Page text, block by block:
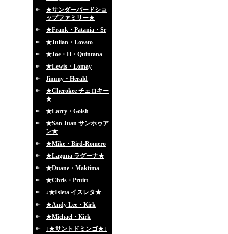
★サンダーバードショ
ップファミリー★
★Frank・Patania・Sr
★Julian・Lovato
★Joe・H・Quintana
★Lewis・Lomay
Jimmy・Herald
★Cherokee チェロキー
★
★Larry・Golsh
★San Juan サンホゥア
ン★
★Mike・Bird-Romero
★Laguna ラグーナ★
★Duane・Maktima
★Chris・Pruitt
↓★Isleta イスレタ★
★Andy Lee・Kirk
★Michael・Kirk
↓★サントドミンゴ★↓